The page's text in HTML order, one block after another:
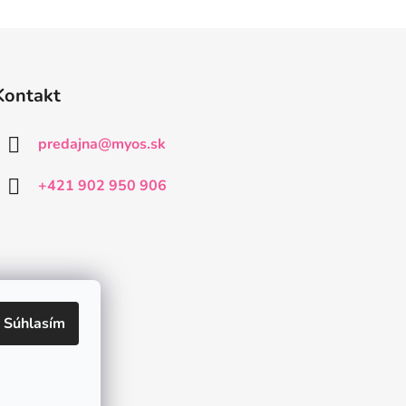
Súhlasím
predajna@myos.sk
+421 902 950 906